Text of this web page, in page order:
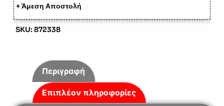
+ Άμεση Αποστολή
SKU: 872338
Περιγραφή
Επιπλέον πληροφορίες